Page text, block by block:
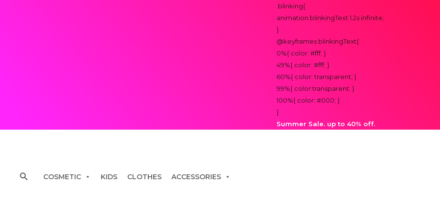
.blinking{
animation:blinkingText 1.2s infinite;
}
@keyframes blinkingText{
0%{ color: #fff; }
49%{ color: #fff; }
60%{ color: transparent; }
99%{ color:transparent; }
100%{ color: #000; }
}
Summer Sale. up to 40% off.
SearchCOSMETIC KIDS CLOTHES ACCESSORIES